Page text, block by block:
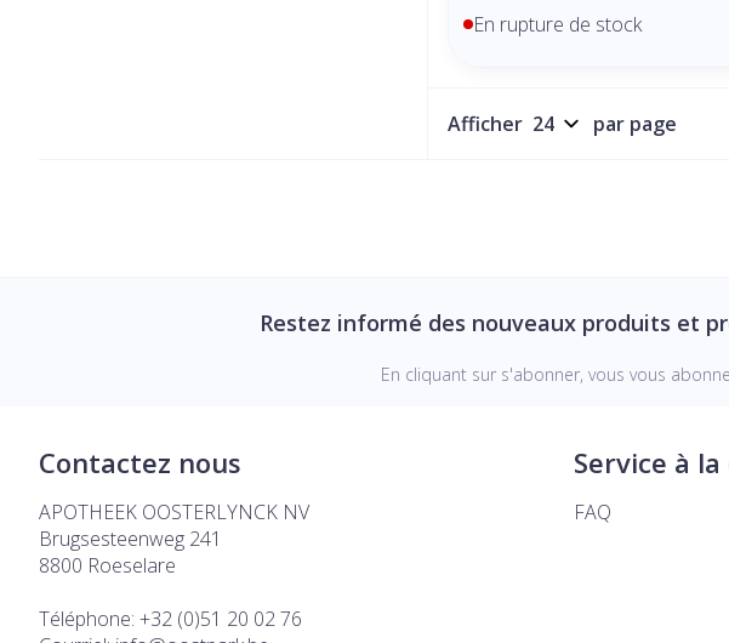
En rupture de stock
Afficher par page
Restez informé des nouveaux produits et
En cliquant sur s'abonner, vous vous
Contactez nous
APOTHEEK OOSTERLYNCK NV
Brugsesteenweg 241
8800 Roeselare
Téléphone: +32 (0)51 20 02 76
Service à
FAQ